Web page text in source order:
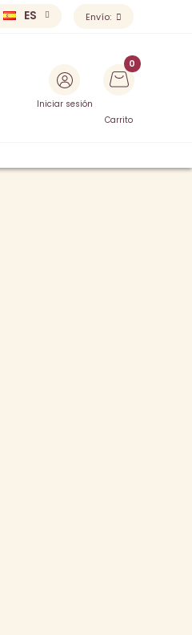
ES Envío:
Iniciar sesión
Carrito